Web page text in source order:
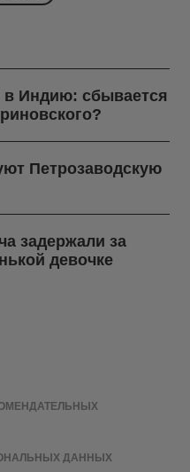
в Индию: сбывается
Петрозаводскую
задержали за
девочке
ДАННЫХ